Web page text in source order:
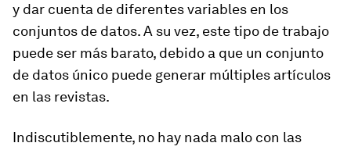
y dar cuenta de diferentes variables en los
conjuntos de datos. A su vez, este tipo de trabajo
puede ser más barato, debido a que un conjunto
de datos único puede generar múltiples artículos
en las revistas.
Indiscutiblemente, no hay nada malo con las